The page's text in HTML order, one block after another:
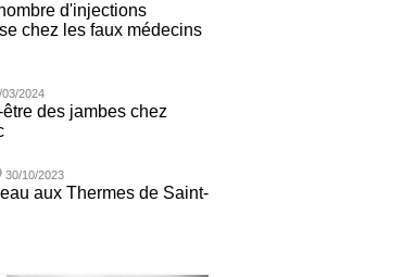
d'injections
chez les faux médecins
03/2024
des jambes chez
30/10/2023
aux Thermes de Saint-